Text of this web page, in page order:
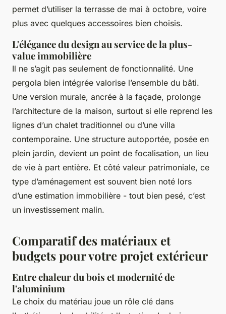
permet d’utiliser la terrasse de mai à octobre, voire
plus avec quelques accessoires bien choisis.
L'élégance du design au service de la plus-
value immobilière
Il ne s’agit pas seulement de fonctionnalité. Une
pergola bien intégrée valorise l’ensemble du bâti.
Une version murale, ancrée à la façade, prolonge
l’architecture de la maison, surtout si elle reprend les
lignes d’un chalet traditionnel ou d’une villa
contemporaine. Une structure autoportée, posée en
plein jardin, devient un point de focalisation, un lieu
de vie à part entière. Et côté valeur patrimoniale, ce
type d’aménagement est souvent bien noté lors
d’une estimation immobilière - tout bien pesé, c’est
un investissement malin.
Comparatif des matériaux et
budgets pour votre projet extérieur
Entre chaleur du bois et modernité de
l'aluminium
Le choix du matériau joue un rôle clé dans